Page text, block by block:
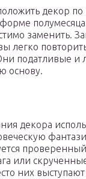
декор по
заменить.
легко
податливые и
основу.
декора
или
них